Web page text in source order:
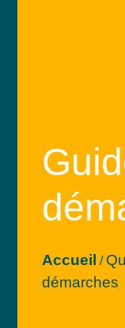
Accueil /
démarches